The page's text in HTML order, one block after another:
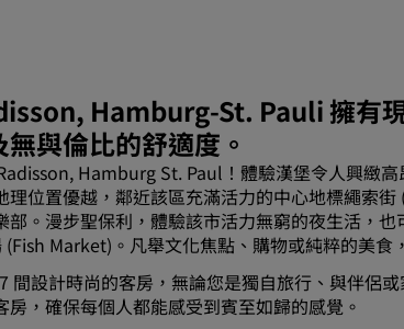
Hamburg-St. Pauli 擁有
與倫比的舒適度。
Hamburg St. Paul！體驗漢堡令人興緻
理位置優越，鄰近該區充滿活力的中心地標繩索
部。漫步聖保利，體驗該市活力無窮的夜生活，
Market)。凡舉文化焦點、購物或純粹的美食
間設計時尚的客房，無論您是獨自旅行、與伴侶
房，確保每個人都能感受到賓至如歸的感覺。